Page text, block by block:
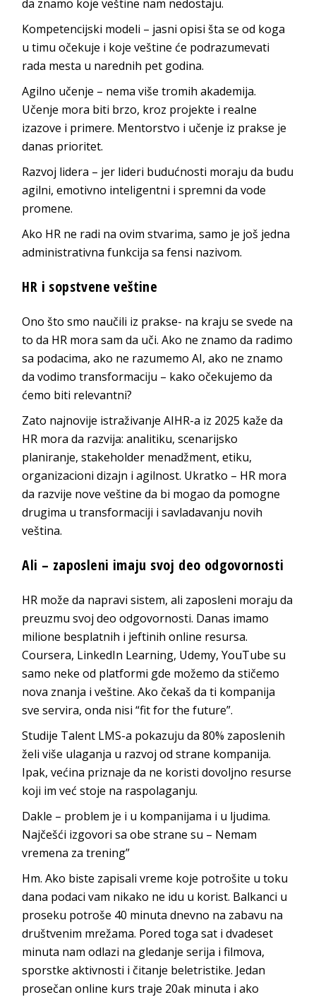
da znamo koje veštine nam nedostaju.
Kompetencijski modeli – jasni opisi šta se od koga
u timu očekuje i koje veštine će podrazumevati
rada mesta u narednih pet godina.
Agilno učenje – nema više tromih akademija.
Učenje mora biti brzo, kroz projekte i realne
izazove i primere. Mentorstvo i učenje iz prakse je
danas prioritet.
Razvoj lidera – jer lideri budućnosti moraju da budu
agilni, emotivno inteligentni i spremni da vode
promene.
Ako HR ne radi na ovim stvarima, samo je još jedna
administrativna funkcija sa fensi nazivom.
HR i sopstvene veštine
Ono što smo naučili iz prakse- na kraju se svede na
to da HR mora sam da uči. Ako ne znamo da radimo
sa podacima, ako ne razumemo AI, ako ne znamo
da vodimo transformaciju – kako očekujemo da
ćemo biti relevantni?
Zato najnovije istraživanje AIHR-a iz 2025 kaže da
HR mora da razvija: analitiku, scenarijsko
planiranje, stakeholder menadžment, etiku,
organizacioni dizajn i agilnost. Ukratko – HR mora
da razvije nove veštine da bi mogao da pomogne
drugima u transformaciji i savladavanju novih
veština.
Ali – zaposleni imaju svoj deo odgovornosti
HR može da napravi sistem, ali zaposleni moraju da
preuzmu svoj deo odgovornosti. Danas imamo
milione besplatnih i jeftinih online resursa.
Coursera, LinkedIn Learning, Udemy, YouTube su
samo neke od platformi gde možemo da stičemo
nova znanja i veštine. Ako čekaš da ti kompanija
sve servira, onda nisi “fit for the future”.
Studije Talent LMS-a pokazuju da 80% zaposlenih
želi više ulaganja u razvoj od strane kompanija.
Ipak, većina priznaje da ne koristi dovoljno resurse
koji im već stoje na raspolaganju.
Dakle – problem je i u kompanijama i u ljudima.
Najčešći izgovori sa obe strane su – Nemam
vremena za trening”
Hm. Ako biste zapisali vreme koje potrošite u toku
dana podaci vam nikako ne idu u korist. Balkanci u
proseku potroše 40 minuta dnevno na zabavu na
društvenim mrežama. Pored toga sat i dvadeset
minuta nam odlazi na gledanje serija i filmova,
sporstke aktivnosti i čitanje beletristike. Jedan
prosečan online kurs traje 20ak minuta i ako